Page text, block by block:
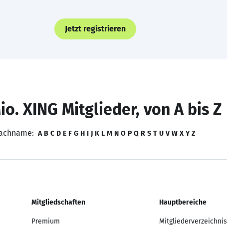
Jetzt registrieren
XING Mitglieder, von A bis Z
A B C D E F G H I J K L M N O P Q R S T U V W X Y Z
Mitgliedschaften
Premium
Hauptbereiche
Mitgliederverzeichnis